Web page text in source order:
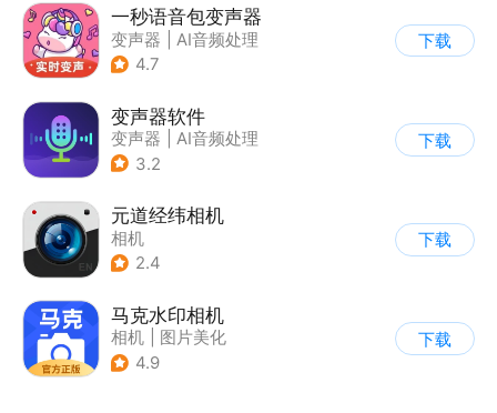
一秒语音包变声器
变声器
AI音频处理
4.7
下载
变声器软件
变声器
AI音频处理
3.2
下载
元道经纬相机
相机
2.4
下载
马克水印相机
相机
图片美化
4.9
下载